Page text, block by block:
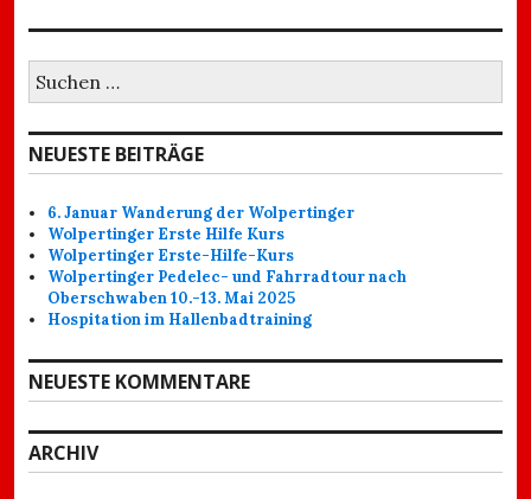
nach:
NEUESTE BEITRÄGE
6. Januar Wanderung der Wolpertinger
Wolpertinger Erste Hilfe Kurs
Wolpertinger Erste-Hilfe-Kurs
Wolpertinger Pedelec- und Fahrradtour nach
Oberschwaben 10.-13. Mai 2025
Hospitation im Hallenbadtraining
NEUESTE KOMMENTARE
ARCHIV